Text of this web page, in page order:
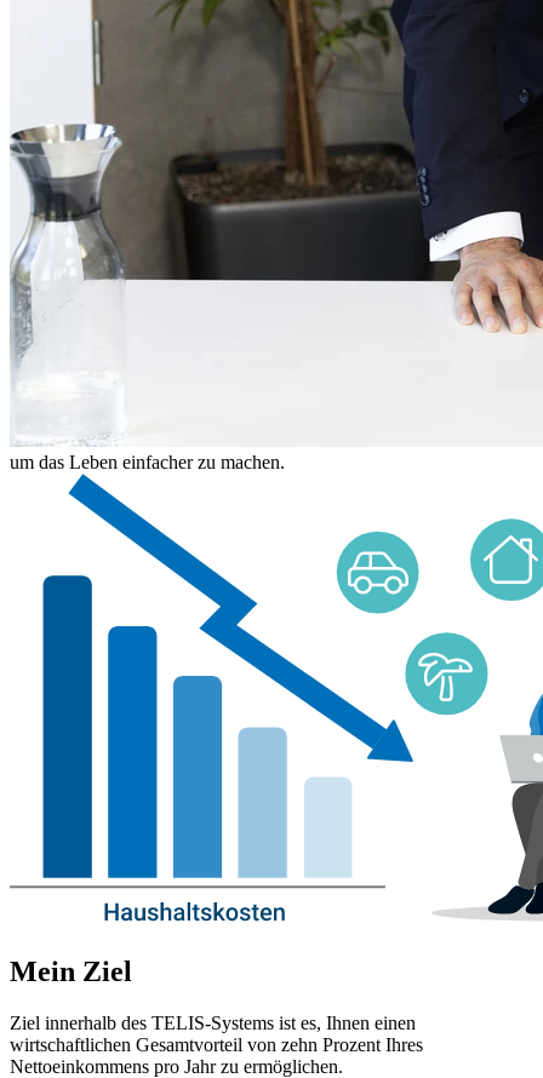
um das Leben einfacher zu machen.
Mein Ziel
Ziel innerhalb des TELIS-Systems ist es, Ihnen einen
wirtschaftlichen Gesamtvorteil von zehn Prozent Ihres
Nettoeinkommens pro Jahr zu ermöglichen.